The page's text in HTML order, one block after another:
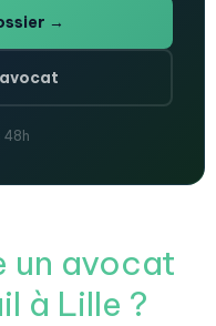
→
48h
un avocat
à Lille ?